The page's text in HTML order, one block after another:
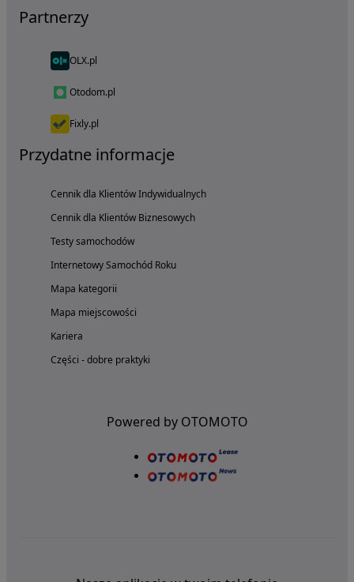
Partnerzy
OLX.pl
Otodom.pl
Fixly.pl
Przydatne informacje
Cennik dla Klientów Indywidualnych
Cennik dla Klientów Biznesowych
Testy samochodów
Internetowy Samochód Roku
Mapa kategorii
Mapa miejscowości
Kariera
Części - dobre praktyki
Powered by OTOMOTO